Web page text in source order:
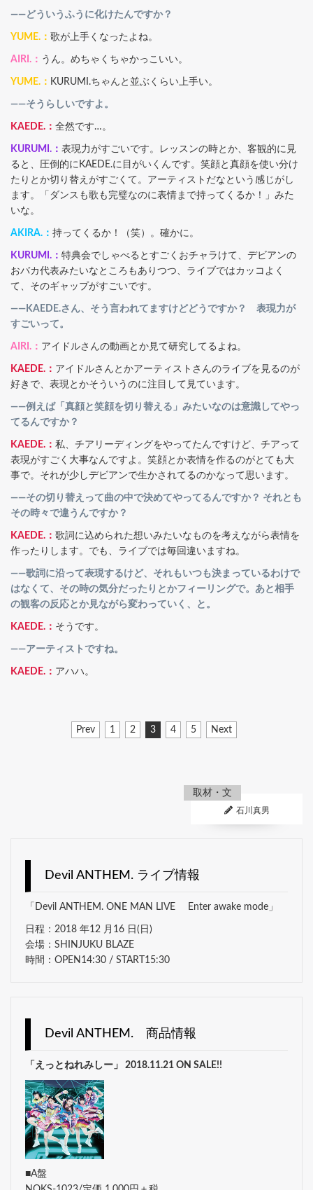
――どういうふうに化けたんですか？
YUME.： 歌が上手くなったよね。
AIRI.： うん。めちゃくちゃかっこいい。
YUME.： KURUMI.ちゃんと並ぶくらい上手い。
――そうらしいですよ。
KAEDE.： 全然です…。
KURUMI.： 表現力がすごいです。レッスンの時とか、客観的に見
ると、圧倒的にKAEDE.に目がいくんです。笑顔と真顔を使い分け
たりとか切り替えがすごくて。アーティストだなという感じがし
ます。「ダンスも歌も完璧なのに表情まで持ってくるか！」みた
いな。
AKIRA.： 持ってくるか！（笑）。確かに。
KURUMI.： 特典会でしゃべるとすごくおチャラけて、デビアンの
おバカ代表みたいなところもありつつ、ライブではカッコよく
て、そのギャップがすごいです。
――KAEDE.さん、そう言われてますけどどうですか？ 表現力が
すごいって。
AIRI.： アイドルさんの動画とか見て研究してるよね。
KAEDE.： アイドルさんとかアーティストさんのライブを見るのが
好きで、表現とかそういうのに注目して見ています。
――例えば「真顔と笑顔を切り替える」みたいなのは意識してやっ
てるんですか？
KAEDE.： 私、チアリーディングをやってたんですけど、チアって
表現がすごく大事なんですよ。笑顔とか表情を作るのがとても大
事で。それが少しデビアンで生かされてるのかなって思います。
――その切り替えって曲の中で決めてやってるんですか？ それとも
その時々で違うんですか？
KAEDE.： 歌詞に込められた想いみたいなものを考えながら表情を
作ったりします。でも、ライブでは毎回違いますね。
――歌詞に沿って表現するけど、それもいつも決まっているわけで
はなくて、その時の気分だったりとかフィーリングで。あと相手
の観客の反応とか見ながら変わっていく、と。
KAEDE.： そうです。
――アーティストですね。
KAEDE.： アハハ。
Prev 1 2 3 4 5 Next
取材・文
石川真男
Devil ANTHEM. ライブ情報
「Devil ANTHEM. ONE MAN LIVE Enter awake mode」
日程：2018 年12 月16 日(日)
会場：SHINJUKU BLAZE
時間：OPEN14:30 / START15:30
Devil ANTHEM. 商品情報
「えっとねれみしー」 2018.11.21 ON SALE!!
■A盤